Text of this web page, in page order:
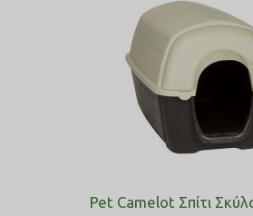
Pet Camelot Σπίτι